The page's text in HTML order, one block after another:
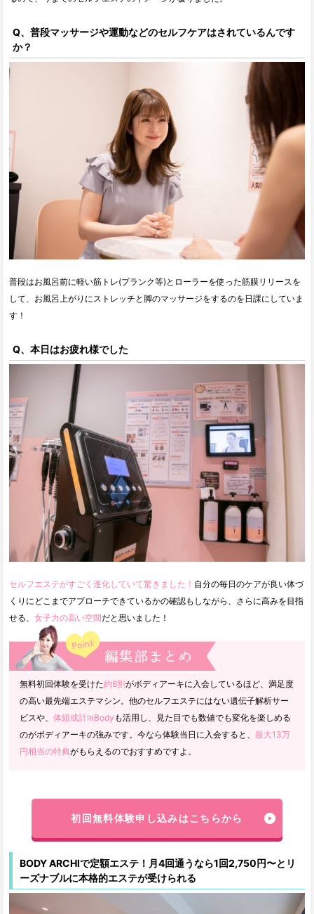
Q、普段マッサージや運動などのセルフケアはされているんです
か？
普段はお風呂前に軽い筋トレ(プランク等)とローラーを使った筋膜リリースを
して、お風呂上がりにストレッチと脚のマッサージをするのを日課にしていま
す！
Q、本日はお疲れ様でした
セルフエステがすごく進化していて驚きました！ 自分の毎日のケアが良い体づ
くりにどこまでアプローチできているかの確認もしながら、さらに高みを目指
せる、 女子力の高い空間だと思いました！
無料初回体験を受けた約8割がボディアーキに入会しているほど、満足度
の高い最先端エステマシン。他のセルフエステにはない遺伝子解析サー
ビスや、 体組成計InBody も活用し、見た目でも数値でも変化を楽しめる
のがボディアーキの強みです。今なら体験当日に入会すると、 最大13万
円相当の特典がもらえるのでおすすめですよ。
初回無料体験申し込みはこちらから
BODY ARCHIで定額エステ！月4回通うなら1回2,750円〜とリ
ーズナブルに本格的エステが受けられる